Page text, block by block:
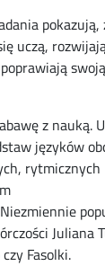
pokazują,
uczą,
z nauką.
języków
rytmicznych
Juliana
Fasolki.